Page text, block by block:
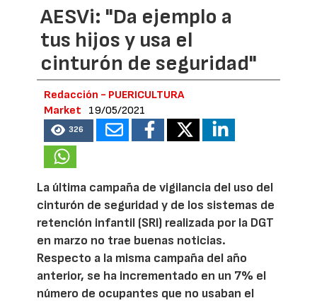
AESVi: "Da ejemplo a
tus hijos y usa el
cinturón de seguridad"
Redacción - PUERICULTURA
Market
19/05/2021
326
La última campaña de vigilancia del uso del
cinturón de seguridad y de los sistemas de
retención infantil (SRI) realizada por la DGT
en marzo no trae buenas noticias.
Respecto a la misma campaña del año
anterior, se ha incrementado en un 7% el
número de ocupantes que no usaban el